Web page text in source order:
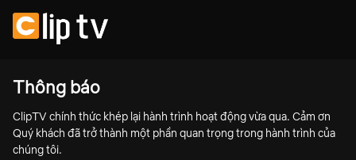
Thông báo
ClipTV chính thức khép lại hành trình hoạt động vừa qua. Cảm ơn
Quý khách đã trở thành một phần quan trọng trong hành trình của
chúng tôi.